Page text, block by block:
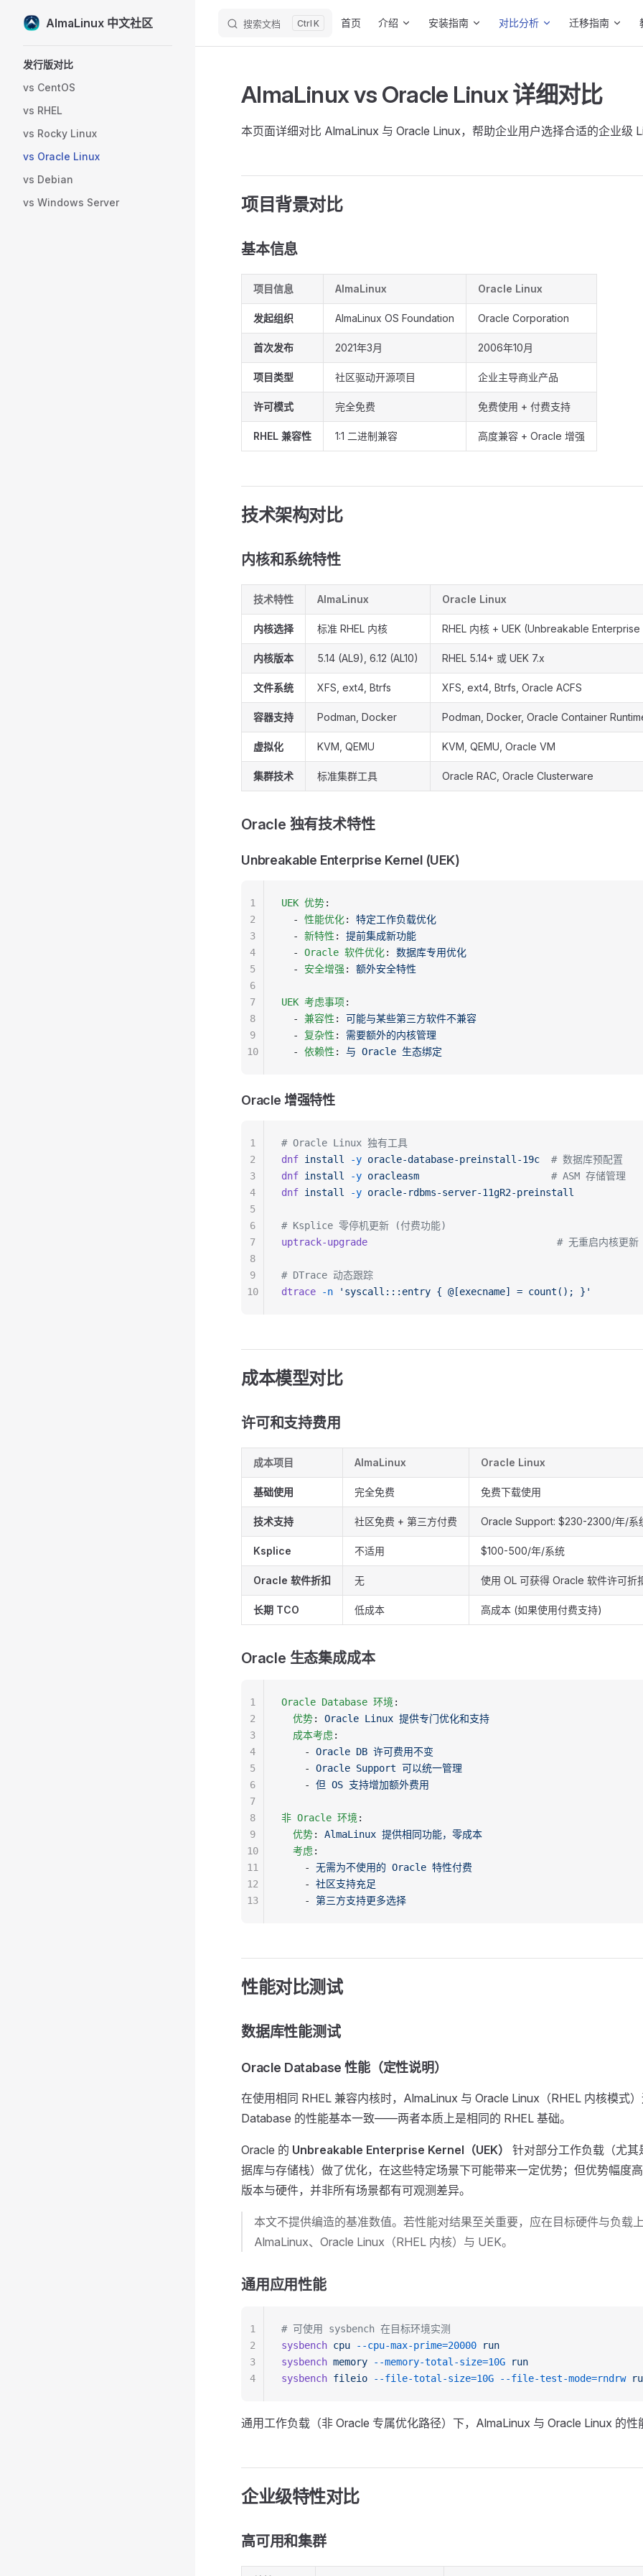
Skip to content
AlmaLinux 中文社区 搜索文档 K 首页 介绍 安装指南 对比分析 迁移指南
发行版对比
vs CentOS
vs RHEL
vs Rocky Linux
vs Oracle Linux
vs Debian
vs Windows Server
AlmaLinux vs Oracle Linux 详细对比
本页面详细对比 AlmaLinux 与 Oracle Linux，帮助企业用户选择合适的企业级
项目背景对比
基本信息
项目信息 AlmaLinux Oracle Linux
发起组织 AlmaLinux OS Foundation Oracle Corporation
首次发布 2021年3月 2006年10月
项目类型 社区驱动开源项目 企业主导商业产品
许可模式 完全免费 免费使用 + 付费支持
RHEL 兼容性 1:1 二进制兼容 高度兼容 + Oracle 增强
技术架构对比
内核和系统特性
技术特性 AlmaLinux Oracle Linux
内核选择 标准 RHEL 内核 RHEL 内核 + UEK (Unbreakable
内核版本 5.14 (AL9), 6.12 (AL10) RHEL 5.14+ 或 UEK 7.x
文件系统 XFS, ext4, Btrfs XFS, ext4, Btrfs, Oracle ACFS
容器支持 Podman, Docker Podman, Docker, Oracle Container
虚拟化 KVM, QEMU KVM, QEMU, Oracle VM
集群技术 标准集群工具 Oracle RAC, Oracle Clusterware
Oracle 独有技术特性
Unbreakable Enterprise Kernel (UEK)
UEK 优势:
  -
性能优化: 特定工作负载优化
  -
新特性 : 提前集成新功能
  -
Oracle 软件优化: 数据库专用优化
  -
安全增强 : 额外安全特性
UEK 考虑事项:
  -
兼容性 : 可能与某些第三方软件不兼容
  -
复杂性 : 需要额外的内核管理
  -
依赖性 : 与 Oracle 生态绑定
1
2
3
4
5
6
7
8
9
10
Oracle 增强特性
# Oracle Linux 独有工具
dnf install -y oracle-database-preinstall-19c
  # 数据库预配置
dnf install -y oracleasm
                       # ASM 存储管理
dnf install -y oracle-rdbms-server-11gR2-preinstall
# Ksplice 零停机更新 (付费功能)
uptrack-upgrade
                                 # 无重启内核更新
# DTrace 动态跟踪
dtrace -n 'syscall:::entry { @[execname] = count(); }'
1
2
3
4
5
6
7
8
9
10
成本模型对比
许可和支持费用
成本项目 AlmaLinux Oracle Linux
基础使用 完全免费 免费下载使用
技术支持 社区免费 + 第三方付费 Oracle Support: $230-2300/年/系
Ksplice 不适用 $100-500/年/系统
Oracle 软件折扣 无 使用 OL 可获得 Oracle 软件许可折
长期 TCO 低成本 高成本 (如果使用付费支持)
Oracle 生态集成成本
Oracle Database 环境 :
  优势
: Oracle Linux 提供专门优化和支持
  成本考虑
:
    -
Oracle DB 许可费用不变
    -
Oracle Support 可以统一管理
    -
但 OS 支持增加额外费用
非 Oracle 环境 :
  优势
: AlmaLinux 提供相同功能，零成本
  考虑
:
    -
无需为不使用的 Oracle 特性付费
    -
社区支持充足
    -
第三方支持更多选择
1
2
3
4
5
6
7
8
9
10
11
12
13
性能对比测试
数据库性能测试
Oracle Database 性能（定性说明）
在使用相同 RHEL 兼容内核时，AlmaLinux 与 Oracle Linux（RHEL 内核模式
Database 的性能基本一致——两者本质上是相同的 RHEL 基础。
Oracle 的 Unbreakable Enterprise Kernel（UEK）
针对部分工作负载（尤其
据库与存储栈）做了优化，在这些特定场景下可能带来一定优势；但优势幅度
版本与硬件，并非所有场景都有可观测差异。
本文不提供编造的基准数值。若性能对结果至关重要，应在目标硬件与负载
AlmaLinux、Oracle Linux（RHEL 内核）与 UEK。
通用应用性能
# 可使用 sysbench 在目标环境实测
sysbench cpu --cpu-max-prime=20000 run
sysbench memory --memory-total-size=10G run
sysbench fileio --file-total-size=10G --file-test-mode=rndrw
1
2
3
4
通用工作负载（非 Oracle 专属优化路径）下，AlmaLinux 与 Oracle Linux 的性
企业级特性对比
高可用和集群